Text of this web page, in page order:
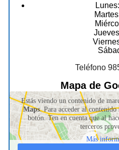
Teléfono
Mapa de
Estás viendo un contenido de
Maps. Para acceder al
botón. Ten en cuenta que al
terceros
Más